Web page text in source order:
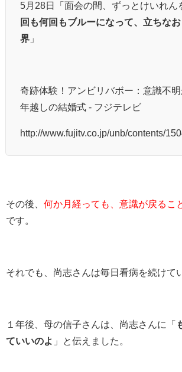
5月28日「面会の間、ずっとけいれん
回も何回もブルーになって、立ちな
界 」
奇跡体験！アンビリバボー：意識不
年越しの結婚式 - フジテレビ
http://www.fujitv.co.jp/unb/contents/
その後、 何か月経っても、意識が戻るこ
です。
それでも、尚志さんは毎日看病を続けて
１年後、母の信子さんは、尚志さんに「
ていいのよ 」と伝えました。